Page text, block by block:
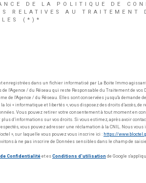
DE LA POLITIQUE DE
RELATIVES AU TRAITEMENT
(*)*
enregistrées dans un fichier informatisé par La Boite Immo
l'Agence / du Réseau qui reste Responsable du Traitement de vos
de l'Agence / du Réseau. Elles sont conservées jusqu'à demande
loi « informatique et libertés », vous disposez des droits d’accès, de
Vous pouvez retirer votre consentement à tout moment en
d’informations sur vos droits. Si vous estimez, après avoir
vous pouvez adresser une réclamation à la CNIL. Nous vous
», sur laquelle vous pouvez vous inscrire ici : https://
à ne pas inscrire de Données sensibles dans le champ de
Confidentialitéet es Conditions d'utilisation de Google